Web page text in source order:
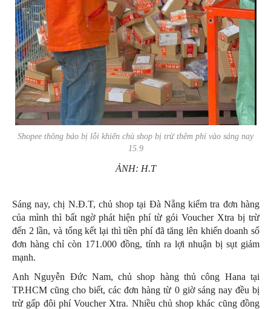
Shopee thông báo bị lỗi khiến chủ shop bị trừ thêm phí vào sáng nay
15.9
ẢNH: H.T
Sáng nay, chị N.Đ.T, chủ shop tại Đà Nẵng kiểm tra đơn hàng
của mình thì bất ngờ phát hiện phí từ gói Voucher Xtra bị trừ
đến 2 lần, và tổng kết lại thì tiền phí đã tăng lên khiến doanh số
đơn hàng chỉ còn 171.000 đồng, tính ra lợi nhuận bị sụt giảm
mạnh.
Anh Nguyễn Đức Nam, chủ shop hàng thủ công Hana tại
TP.HCM cũng cho biết, các đơn hàng từ 0 giờ sáng nay đều bị
trừ gấp đôi phí Voucher Xtra. Nhiều chủ shop khác cũng đồng